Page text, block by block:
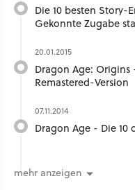
Die 10 besten Story-
Gekonnte Zugabe
20.01.2015
Dragon Age:
Remastered-Version
07.11.2014
Dragon Age - Die 10
mehr anzeigen